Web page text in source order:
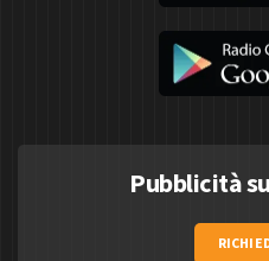
Pubblicità